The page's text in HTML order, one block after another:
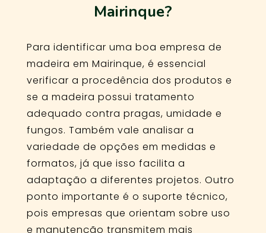
Mairinque?
Para identificar uma boa empresa de
madeira em Mairinque, é essencial
verificar a procedência dos produtos e
se a madeira possui tratamento
adequado contra pragas, umidade e
fungos. Também vale analisar a
variedade de opções em medidas e
formatos, já que isso facilita a
adaptação a diferentes projetos. Outro
ponto importante é o suporte técnico,
pois empresas que orientam sobre uso
e manutenção transmitem mais